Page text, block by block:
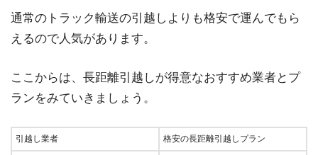
通常のトラック輸送の引越しよりも格安で運んでもら
えるので人気があります。
ここからは、長距離引越しが得意なおすすめ業者とプ
ランをみていきましょう。
引越し業者 格安の長距離引越しプラン